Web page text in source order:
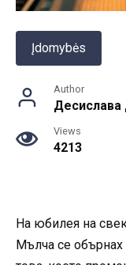
Įdomybės
Author
Views
4213
На юбилея на
Мълча се обърнах